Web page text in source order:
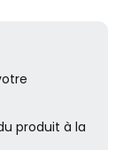
produit à la